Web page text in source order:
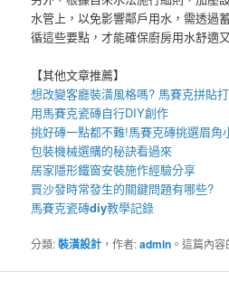
水管上，以免影響鄰戶用水，需透過
循這些要點，才能確保廚房用水舒適
【其他文章推薦】
想改變客廳裝潢風格嗎? 馬賽克拼貼
用馬賽克瓷磚自行DIY創作
挑好磚一點都不難!馬賽克磚挑選眉角
包裝機械選購的秘訣看過來
居家隱形鐵窗安裝施作經驗分享
買沙發時常發生的關鍵問題有哪些?
馬賽克瓷磚diy教學記錄
分類:裝潢設計 ，作者:admin 。這篇內容